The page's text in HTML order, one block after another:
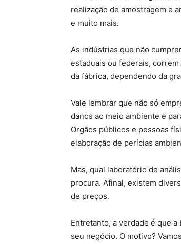
realização de amostragem e
e muito mais.
As indústrias que não
estaduais ou federais,
da fábrica, dependendo da
Vale lembrar que não só
danos ao meio ambiente e
Órgãos públicos e pessoas
elaboração de perícias
Mas, qual laboratório de
procura. Afinal, existem
de preços.
Entretanto, a verdade é que
seu negócio. O motivo?